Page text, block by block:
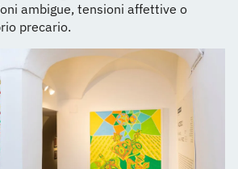
ambigue, tensioni affettive o
precario.